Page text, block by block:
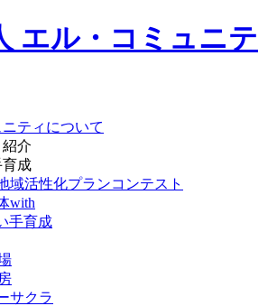
ティについて
介
成
域活性化プランコンテスト
with
手育成
サクラ